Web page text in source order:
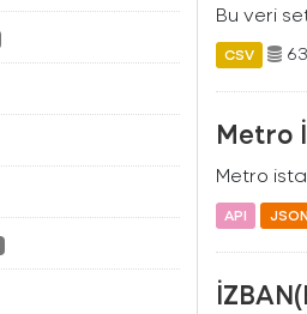
Bu veri
CSV
Metro
Metro
API JSON